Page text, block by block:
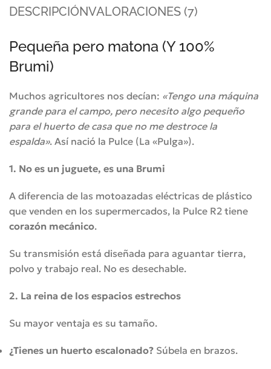
DESCRIPCIÓNVALORACIONES (7)
Pequeña pero matona (Y 100%
Brumi)
Muchos agricultores nos decían: «Tengo una máquina
grande para el campo, pero necesito algo pequeño
para el huerto de casa que no me destroce la
espalda». Así nació la Pulce (La «Pulga»).
1. No es un juguete, es una Brumi
A diferencia de las motoazadas eléctricas de plástico
que venden en los supermercados, la Pulce R2 tiene
corazón mecánico.
Su transmisión está diseñada para aguantar tierra,
polvo y trabajo real. No es desechable.
2. La reina de los espacios estrechos
Su mayor ventaja es su tamaño.
¿Tienes un huerto escalonado? Súbela en brazos.